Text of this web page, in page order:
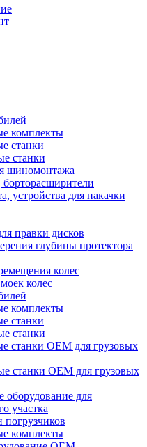
комплекты
станки
станки
шиномонтажа
устройства для накачки
правки дисков
глубины протектора
колес
колеc
комплекты
станки
станки
станки ОЕМ для грузовых
станки ОЕМ для грузовых
оборудование для
участка
комплекты